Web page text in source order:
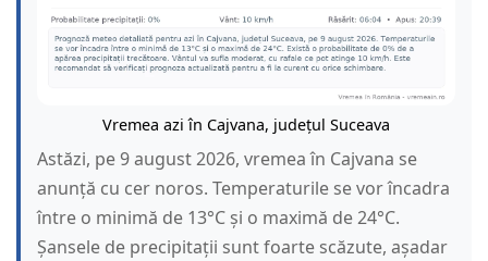
Vremea azi în Cajvana, județul Suceava
Astăzi, pe 9 august 2026, vremea în Cajvana se
anunță cu cer noros. Temperaturile se vor încadra
între o minimă de 13°C și o maximă de 24°C.
Șansele de precipitații sunt foarte scăzute, așadar